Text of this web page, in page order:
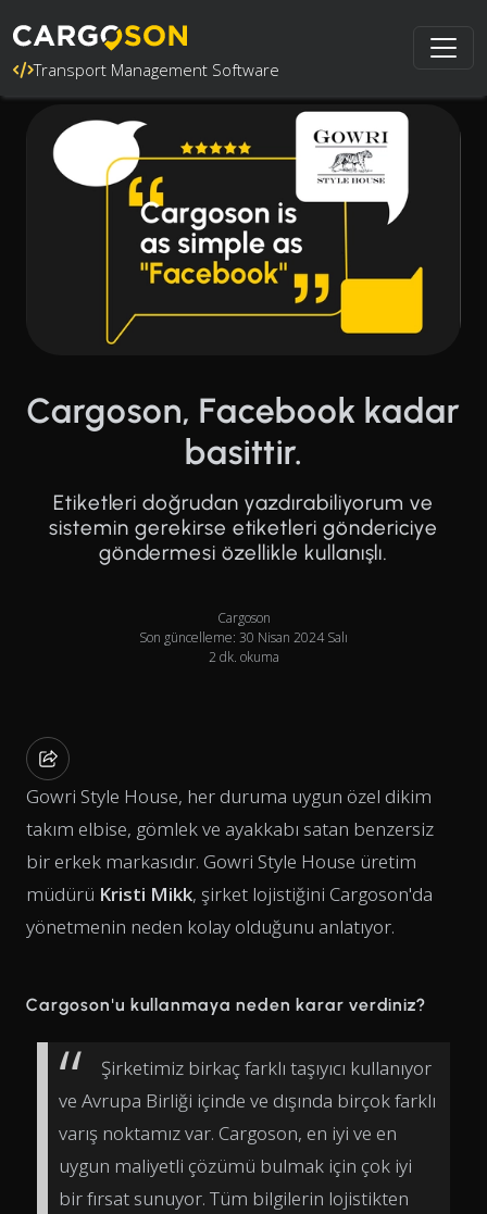
Transport Management Software
Cargoson, Facebook kadar
basittir.
Etiketleri doğrudan yazdırabiliyorum ve
sistemin gerekirse etiketleri göndericiye
göndermesi özellikle kullanışlı.
Cargoson
Son güncelleme: 30 Nisan 2024 Salı
2 dk. okuma
Gowri Style House, her duruma uygun özel dikim
takım elbise, gömlek ve ayakkabı satan benzersiz
bir erkek markasıdır. Gowri Style House üretim
müdürü Kristi Mikk, şirket lojistiğini Cargoson'da
yönetmenin neden kolay olduğunu anlatıyor.
Cargoson'u kullanmaya neden karar verdiniz?
Şirketimiz birkaç farklı taşıyıcı kullanıyor
ve Avrupa Birliği içinde ve dışında birçok farklı
varış noktamız var. Cargoson, en iyi ve en
uygun maliyetli çözümü bulmak için çok iyi
bir fırsat sunuyor. Tüm bilgilerin lojistikten